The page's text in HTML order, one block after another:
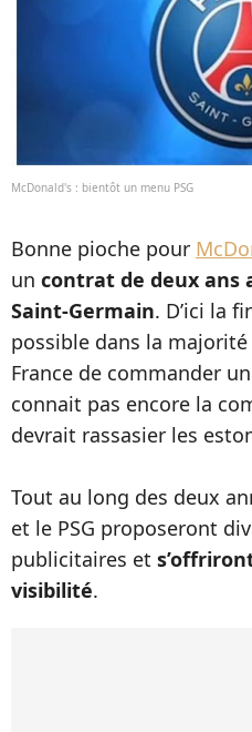
McDonald's : bientôt un menu PSG
Bonne pioche pour
un contrat de deux ans
Saint-Germain. D’ici la
possible dans la majorité
France de commander
connait pas encore la
devrait rassasier les
Tout au long des deux
et le PSG proposeront
publicitaires et
visibilité.